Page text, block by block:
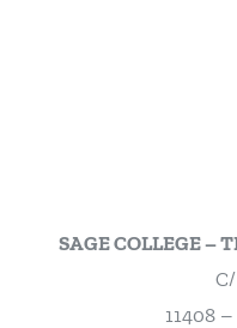
SAGE COLLEGE –
11408